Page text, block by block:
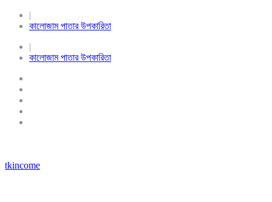
|
কালোজাম পাতার উপকারিতা
|
কালোজাম পাতার উপকারিতা
tkincome